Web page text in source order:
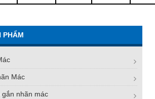
PHẨM
Mác
gắn nhãn mác